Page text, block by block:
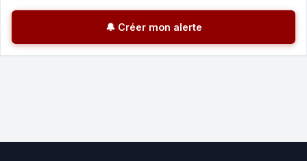
🔔 Créer mon alerte